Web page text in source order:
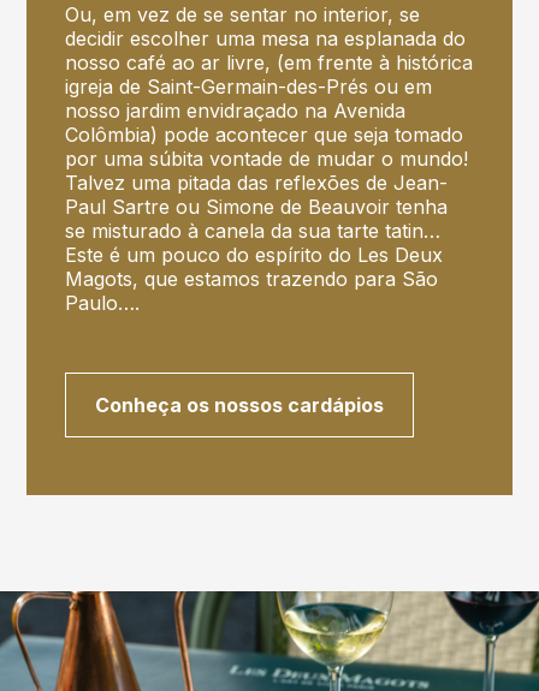
Ou, em vez de se sentar no interior, se
decidir escolher uma mesa na esplanada do
nosso café ao ar livre, (em frente à histórica
igreja de Saint-Germain-des-Prés ou em
nosso jardim envidraçado na Avenida
Colômbia) pode acontecer que seja tomado
por uma súbita vontade de mudar o mundo!
Talvez uma pitada das reflexões de Jean-
Paul Sartre ou Simone de Beauvoir tenha
se misturado à canela da sua tarte tatin…
Este é um pouco do espírito do Les Deux
Magots, que estamos trazendo para São
Paulo….
Conheça os nossos cardápios